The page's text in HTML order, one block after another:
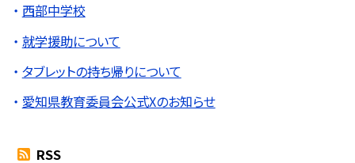
西部中学校
就学援助について
タブレットの持ち帰りについて
愛知県教育委員会公式Xのお知らせ
RSS